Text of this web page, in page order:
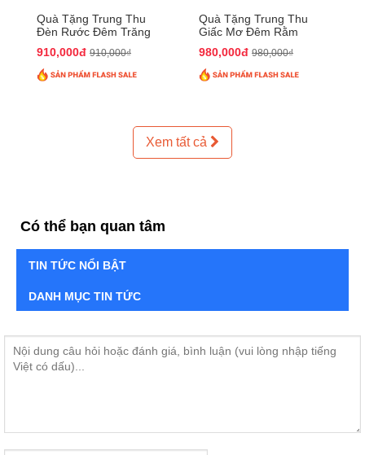
Quà Tặng Trung Thu
Đèn Rước Đêm Trăng
910,000đ 910,000₫
Quà Tặng Trung Thu
Giấc Mơ Đêm Rằm
980,000đ 980,000₫
Xem tất cả
Có thể bạn quan tâm
TIN TỨC NỔI BẬT
DANH MỤC TIN TỨC